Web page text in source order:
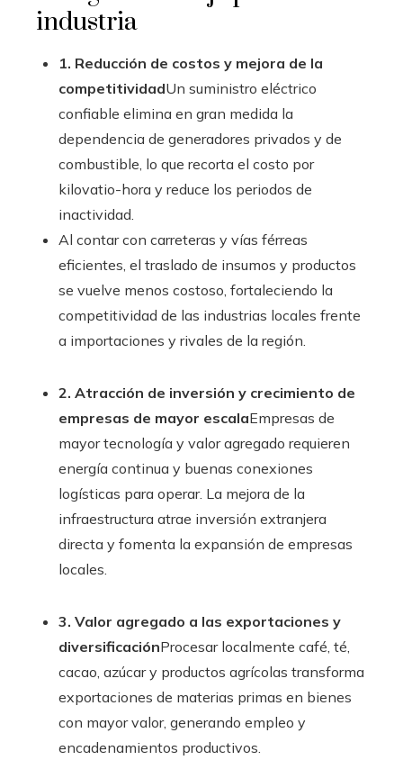
industria
1. Reducción de costos y mejora de la
competitividadUn suministro eléctrico
confiable elimina en gran medida la
dependencia de generadores privados y de
combustible, lo que recorta el costo por
kilovatio-hora y reduce los periodos de
inactividad.
Al contar con carreteras y vías férreas
eficientes, el traslado de insumos y productos
se vuelve menos costoso, fortaleciendo la
competitividad de las industrias locales frente
a importaciones y rivales de la región.
2. Atracción de inversión y crecimiento de
empresas de mayor escalaEmpresas de
mayor tecnología y valor agregado requieren
energía continua y buenas conexiones
logísticas para operar. La mejora de la
infraestructura atrae inversión extranjera
directa y fomenta la expansión de empresas
locales.
3. Valor agregado a las exportaciones y
diversificaciónProcesar localmente café, té,
cacao, azúcar y productos agrícolas transforma
exportaciones de materias primas en bienes
con mayor valor, generando empleo y
encadenamientos productivos.